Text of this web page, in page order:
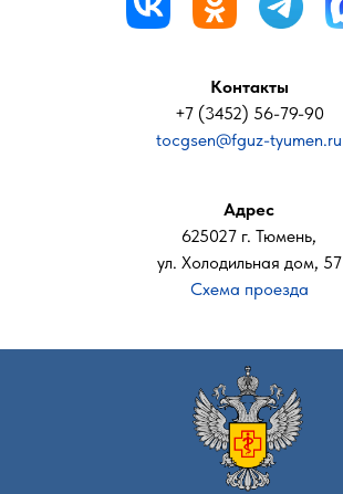
Контакты
+7 (3452) 56-79-90
tocgsen@fguz-tyumen.ru
Адрес
625027 г. Тюмень,
ул. Холодильная дом, 57
Схема проезда